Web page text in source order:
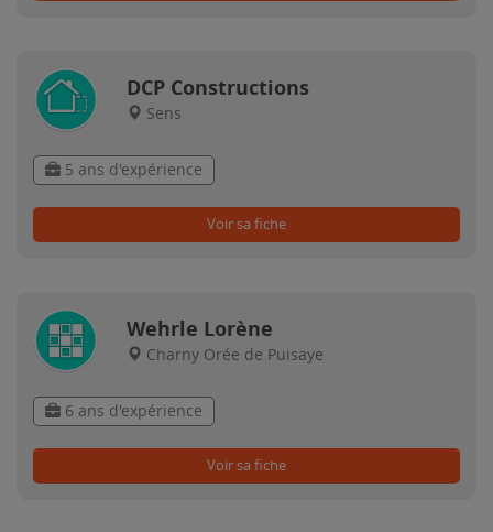
DCP Constructions
Sens
5 ans d'expérience
Voir sa fiche
Wehrle Lorène
Charny Orée de Puisaye
6 ans d'expérience
Voir sa fiche